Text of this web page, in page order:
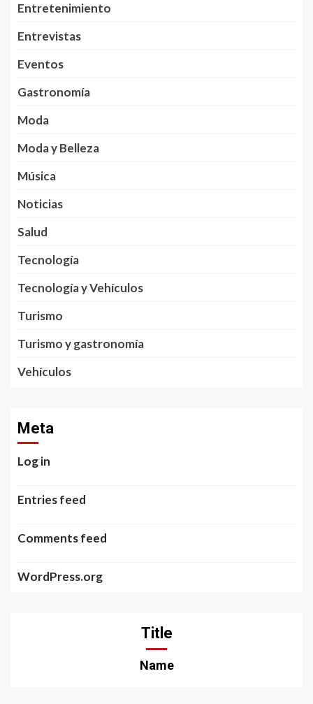
Entretenimiento
Entrevistas
Eventos
Gastronomía
Moda
Moda y Belleza
Música
Noticias
Salud
Tecnología
Tecnología y Vehículos
Turismo
Turismo y gastronomía
Vehículos
Meta
Log in
Entries feed
Comments feed
WordPress.org
Title
Name